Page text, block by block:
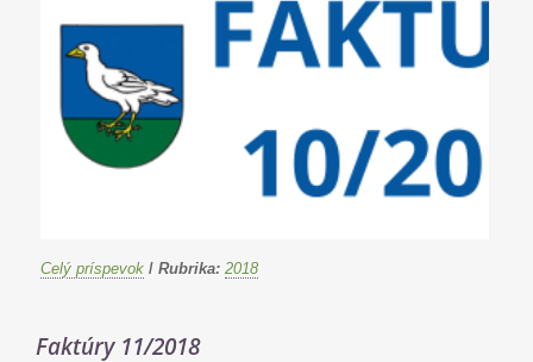
Celý príspevok / Rubrika: 2018
Faktúry 11/2018